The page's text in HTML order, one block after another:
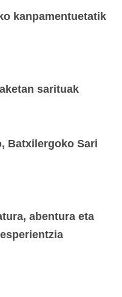
kanpamentuetatik
sarituak
Batxilergoko Sari
abentura eta